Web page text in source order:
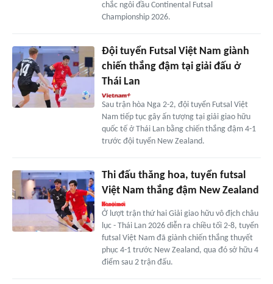
chắc ngôi đầu Continental Futsal
Championship 2026.
Đội tuyển Futsal Việt Nam giành
chiến thắng đậm tại giải đấu ở
Thái Lan
Sau trận hòa Nga 2-2, đội tuyển Futsal Việt
Nam tiếp tục gây ấn tượng tại giải giao hữu
quốc tế ở Thái Lan bằng chiến thắng đậm 4-1
trước đội tuyển New Zealand.
Thi đấu thăng hoa, tuyển futsal
Việt Nam thắng đậm New Zealand
Ở lượt trận thứ hai Giải giao hữu vô địch châu
lục - Thái Lan 2026 diễn ra chiều tối 2-8, tuyển
futsal Việt Nam đã giành chiến thắng thuyết
phục 4-1 trước New Zealand, qua đó sở hữu 4
điểm sau 2 trận đấu.